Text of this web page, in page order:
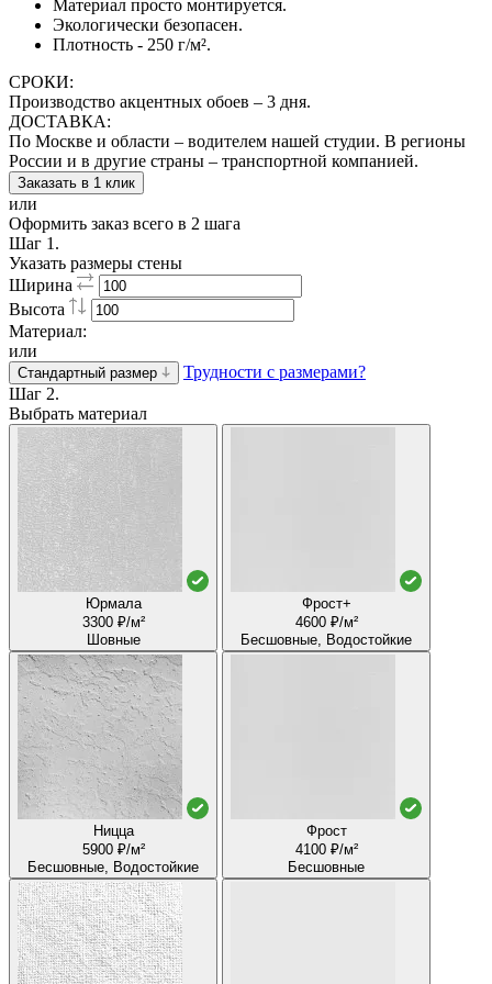
Материал просто монтируется.
Экологически безопасен.
Плотность - 250 г/м².
СРОКИ:
Производство акцентных обоев – 3 дня.
ДОСТАВКА:
По Москве и области – водителем нашей студии. В регионы
России и в другие страны – транспортной компанией.
Заказать в 1 клик
или
Оформить заказ всего в 2 шага
Шаг 1.
Указать размеры стены
Ширина
Высота
Материал:
или
Стандартный размер
Трудности с размерами?
Шаг 2.
Выбрать материал
Юрмала
3300 ₽/м²
Шовные
Фрост+
4600 ₽/м²
Бесшовные, Водостойкие
Ницца
5900 ₽/м²
Бесшовные, Водостойкие
Фрост
4100 ₽/м²
Бесшовные